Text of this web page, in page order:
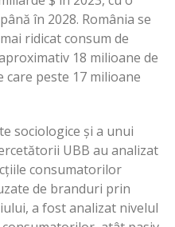
în 2028. România se
ridicat consum de
18 milioane de
peste 17 milioane
sociologice și a unui
UBB au analizat
consumatorilor
de branduri prin
a fost analizat nivelul